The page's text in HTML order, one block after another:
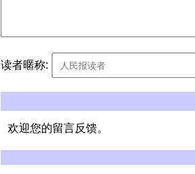
读者暱称:
欢迎您的留言反馈。